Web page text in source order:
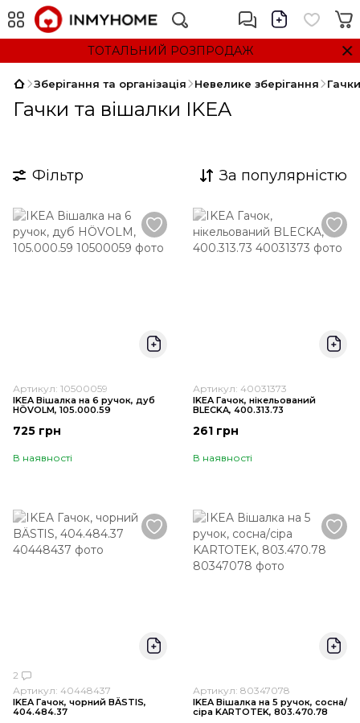
ТОТАЛЬНИЙ РОЗПРОДАЖ
Зберігання та організація Невелике зберігання
Гачки та вішалки IKEA
Фільтр За популярністю
Артикул: 10500059
IKEA Вішалка на 6 ручок, дуб
HÖVOLM, 105.000.59
725 грн
В наявності
Артикул: 40031373
IKEA Гачок, нікельований
BLECKA, 400.313.73
261 грн
В наявності
2
Артикул: 40448437
IKEA Гачок, чорний BÄSTIS,
404.484.37
Артикул: 80347078
IKEA Вішалка на 5 ручок, сосна/
сіра KARTOTEK, 803.470.78